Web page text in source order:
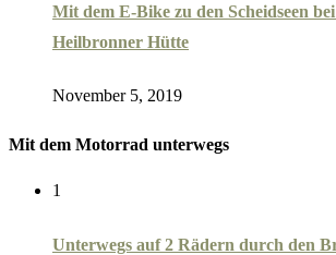
Mit dem E-Bike zu den Scheidseen
Heilbronner Hütte
November 5, 2019
Mit dem Motorrad unterwegs
1
Unterwegs auf 2 Rädern durch den